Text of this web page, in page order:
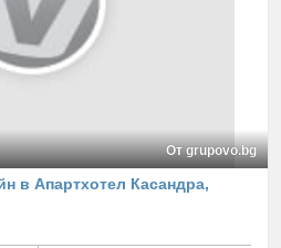
От grupovo.bg
в Апартхотел Касандра,